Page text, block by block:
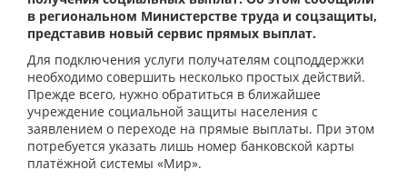
в региональном Министерстве труда и соцзащиты,
представив новый сервис прямых выплат.
Для подключения услуги получателям соцподдержки
необходимо совершить несколько простых действий.
Прежде всего, нужно обратиться в ближайшее
учреждение социальной защиты населения с
заявлением о переходе на прямые выплаты. При этом
потребуется указать лишь номер банковской карты
платёжной системы «Мир».